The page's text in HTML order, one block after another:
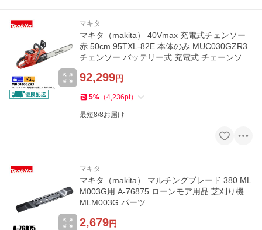
マキタ
マキタ（makita） 40Vmax 充電式チェンソー
赤 50cm 95TXL-82E 本体のみ MUC030GZR3
チェンソー バッテリー式 充電式 チェーンソー
92,299円
5% （4,236pt）
最短8/8お届け
マキタ
マキタ（makita） マルチングブレード 380 ML
M003G用 A-76875 ローンモア用品 芝刈り機
MLM003G パーツ
2,679円